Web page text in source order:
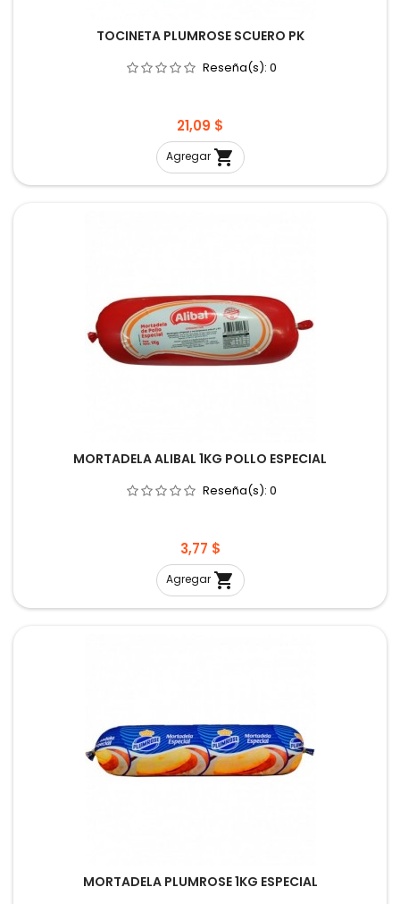
TOCINETA PLUMROSE SCUERO PK
Reseña(s): 0
Precio
21,09 $
Agregar 
MORTADELA ALIBAL 1KG POLLO ESPECIAL
Reseña(s): 0
Precio
3,77 $
Agregar 
MORTADELA PLUMROSE 1KG ESPECIAL